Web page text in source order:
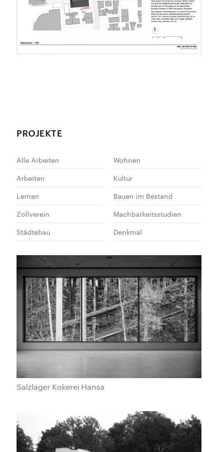
PROJEKTE
Alle Arbeiten
Wohnen
Arbeiten
Kultur
Lernen
Bauen im Bestand
Zollverein
Machbarkeitsstudien
Städtebau
Denkmal
Salzlager Kokerei Hansa